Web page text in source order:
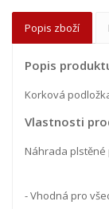
Popis zboží
Popis
Korková
Vlastnosti
Náhrada plstěné
- Vhodná pro